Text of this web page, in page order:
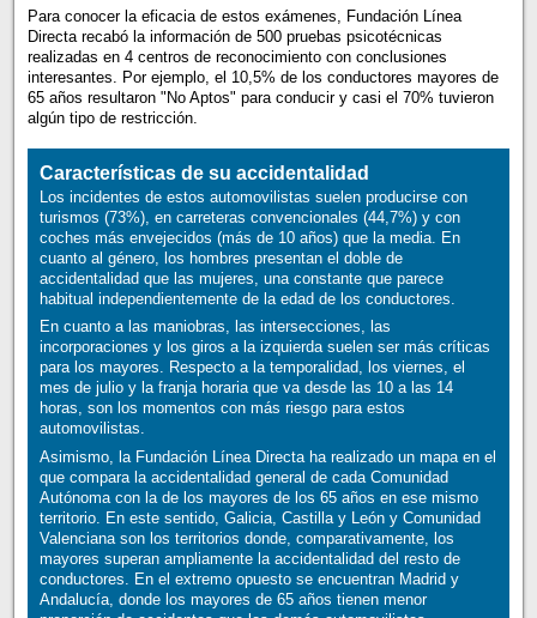
Para conocer la eficacia de estos exámenes, Fundación Línea
Directa recabó la información de 500 pruebas psicotécnicas
realizadas en 4 centros de reconocimiento con conclusiones
interesantes. Por ejemplo, el 10,5% de los conductores mayores de
65 años resultaron "No Aptos" para conducir y casi el 70% tuvieron
algún tipo de restricción.
Características de su accidentalidad
Los incidentes de estos automovilistas suelen producirse con
turismos (73%), en carreteras convencionales (44,7%) y con
coches más envejecidos (más de 10 años) que la media. En
cuanto al género, los hombres presentan el doble de
accidentalidad que las mujeres, una constante que parece
habitual independientemente de la edad de los conductores.
En cuanto a las maniobras, las intersecciones, las
incorporaciones y los giros a la izquierda suelen ser más críticas
para los mayores. Respecto a la temporalidad, los viernes, el
mes de julio y la franja horaria que va desde las 10 a las 14
horas, son los momentos con más riesgo para estos
automovilistas.
Asimismo, la Fundación Línea Directa ha realizado un mapa en el
que compara la accidentalidad general de cada Comunidad
Autónoma con la de los mayores de los 65 años en ese mismo
territorio. En este sentido, Galicia, Castilla y León y Comunidad
Valenciana son los territorios donde, comparativamente, los
mayores superan ampliamente la accidentalidad del resto de
conductores. En el extremo opuesto se encuentran Madrid y
Andalucía, donde los mayores de 65 años tienen menor